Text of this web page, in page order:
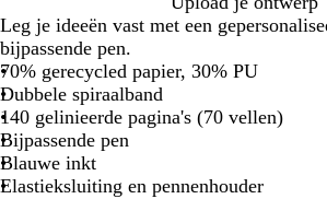
r
u
i
n
r
i
j
s
t
e
e
n
g
r
i
j
Leg je ideeën vast met een
bijpassende pen.
70% gerecycled papier, 30% PU
Dubbele spiraalband
140 gelinieerde pagina's (70 vellen)
Bijpassende pen
Blauwe inkt
Elastieksluiting en pennenhouder